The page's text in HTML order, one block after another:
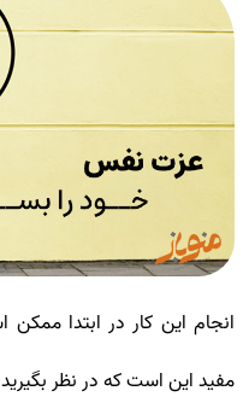
انجام این کار در ابتدا
مفید این است که در نظر